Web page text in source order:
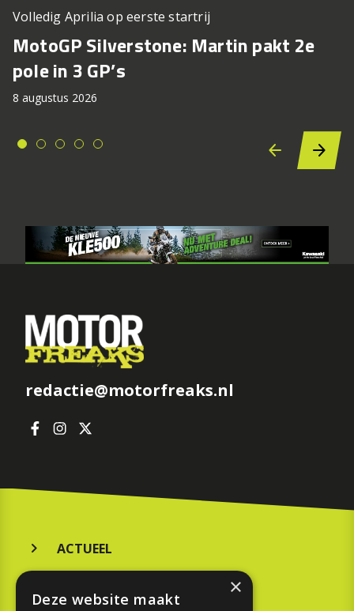
Volledig Aprilia op eerste startrij
MotoGP Silverstone: Martin pakt 2e
pole in 3 GP’s
8 augustus 2026
redactie@motorfreaks.nl
ACTUEEL
×
Deze website maakt